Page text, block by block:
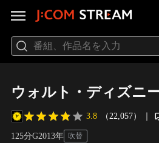
ウォルト・ディズニ
3.8 （22,057） ｜
125分G2013年 吹替